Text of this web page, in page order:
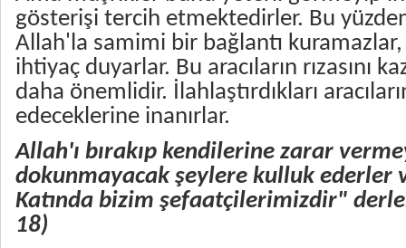
gösterişi tercih etmektedirler. Bu
Allah'la samimi bir bağlantı kuramazlar,
ihtiyaç duyarlar. Bu aracıların rızasını
daha önemlidir. İlahlaştırdıkları
edeceklerine inanırlar.
Allah'ı bırakıp kendilerine zarar
dokunmayacak şeylere kulluk ederler
Katında bizim şefaatçilerimizdir"
18)